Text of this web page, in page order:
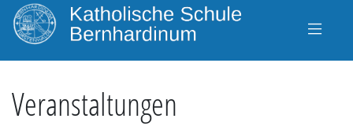
Veranstaltungen